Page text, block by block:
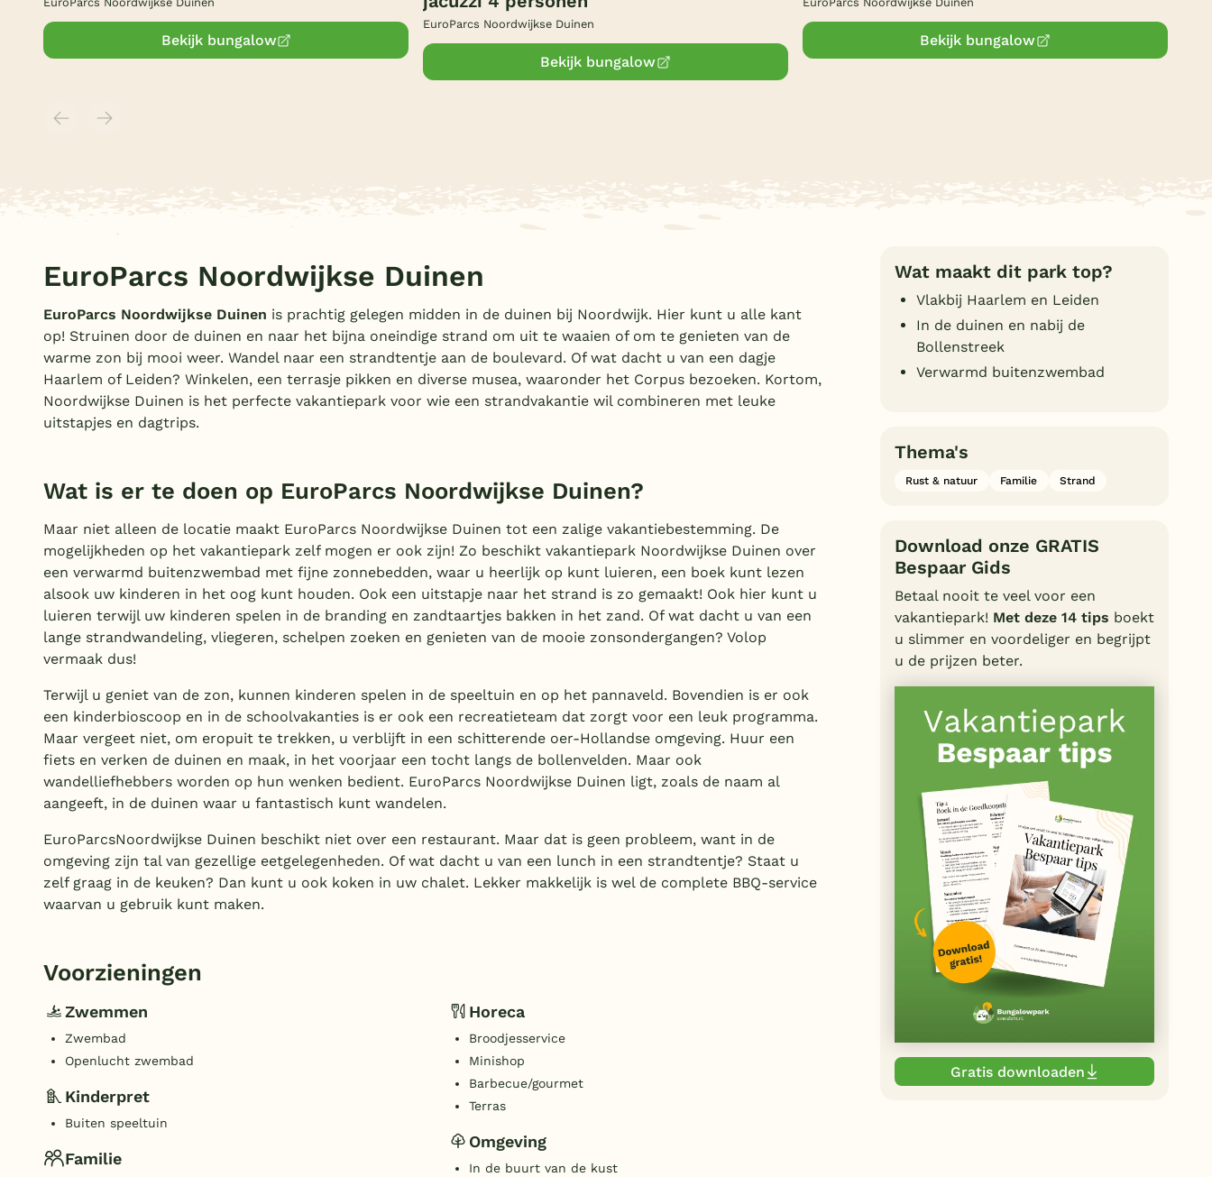
Duitsland
Bekijk bungalow
EuroParcs Noordwijkse Duinen
Bekijk bungalow
Bekijk bungalow
EuroParcs Noordwijkse Duinen
EuroParcs Noordwijkse Duinen is prachtig gelegen midden in de duinen bij Noordwijk. Hier kunt u alle kant
op! Struinen door de duinen en naar het bijna oneindige strand om uit te waaien of om te genieten van de
warme zon bij mooi weer. Wandel naar een strandtentje aan de boulevard. Of wat dacht u van een dagje
Haarlem of Leiden? Winkelen, een terrasje pikken en diverse musea, waaronder het Corpus bezoeken. Kortom,
Noordwijkse Duinen is het perfecte vakantiepark voor wie een strandvakantie wil combineren met leuke
uitstapjes en dagtrips.
Wat is er te doen op EuroParcs Noordwijkse Duinen?
Maar niet alleen de locatie maakt EuroParcs Noordwijkse Duinen tot een zalige vakantiebestemming. De
mogelijkheden op het vakantiepark zelf mogen er ook zijn! Zo beschikt vakantiepark Noordwijkse Duinen over
een verwarmd buitenzwembad met fijne zonnebedden, waar u heerlijk op kunt luieren, een boek kunt lezen
alsook uw kinderen in het oog kunt houden. Ook een uitstapje naar het strand is zo gemaakt! Ook hier kunt u
luieren terwijl uw kinderen spelen in de branding en zandtaartjes bakken in het zand. Of wat dacht u van een
lange strandwandeling, vliegeren, schelpen zoeken en genieten van de mooie zonsondergangen? Volop
vermaak dus!
Terwijl u geniet van de zon, kunnen kinderen spelen in de speeltuin en op het pannaveld. Bovendien is er ook
een kinderbioscoop en in de schoolvakanties is er ook een recreatieteam dat zorgt voor een leuk programma.
Maar vergeet niet, om eropuit te trekken, u verblijft in een schitterende oer-Hollandse omgeving. Huur een
fiets en verken de duinen en maak, in het voorjaar een tocht langs de bollenvelden. Maar ook
wandelliefhebbers worden op hun wenken bedient. EuroParcs Noordwijkse Duinen ligt, zoals de naam al
aangeeft, in de duinen waar u fantastisch kunt wandelen.
EuroParcsNoordwijkse Duinen beschikt niet over een restaurant. Maar dat is geen probleem, want in de
omgeving zijn tal van gezellige eetgelegenheden. Of wat dacht u van een lunch in een strandtentje? Staat u
zelf graag in de keuken? Dan kunt u ook koken in uw chalet. Lekker makkelijk is wel de complete BBQ-service
waarvan u gebruik kunt maken.
Voorzieningen
Zwemmen
Zwembad
Openlucht zwembad
Kinderpret
Buiten speeltuin
Familie
Horeca
Broodjesservice
Minishop
Barbecue/gourmet
Terras
Omgeving
In de buurt van de kust
Wat maakt dit park top?
Vlakbij Haarlem en Leiden
In de duinen en nabij de
Bollenstreek
Verwarmd buitenzwembad
Thema's
Rust & natuur Familie Strand
Download onze GRATIS
Bespaar Gids
Betaal nooit te veel voor een
vakantiepark! Met deze 14 tips boekt
u slimmer en voordeliger en begrijpt
u de prijzen beter.
Gratis downloaden